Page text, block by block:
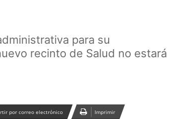
para su
recinto de Salud no estará
por correo electrónico Imprimir